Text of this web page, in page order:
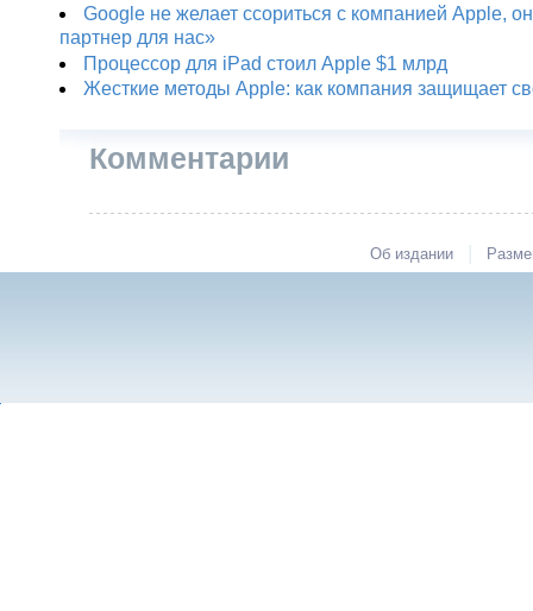
Google не желает ссориться с компанией Apple,
партнер для нас»
Процессор для iPad стоил Apple $1 млрд
Жесткие методы Apple: как компания защищает
Комментарии
Об издании |